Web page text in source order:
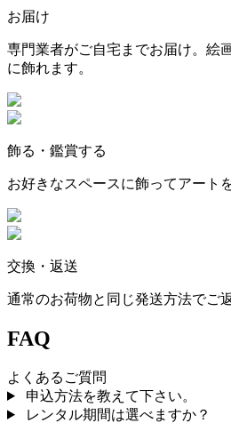
お届け
専門業者がご自宅までお届け。絵
に飾れます。
飾る・鑑賞する
お好きなスペースに飾ってアート
交換・返送
通常のお荷物と同じ発送方法でご
FAQ
よくあるご質問
申込方法を教えて下さい。
レンタル期間は選べますか？